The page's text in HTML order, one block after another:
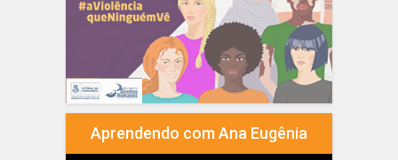
Aprendendo com Ana Eugênia